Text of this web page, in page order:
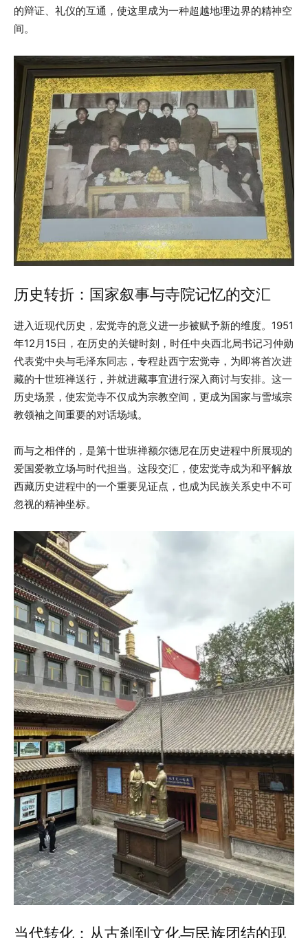
的辩证、礼仪的互通，使这里成为一种超越地理边界的精神空
间。
历史转折：国家叙事与寺院记忆的交汇
进入近现代历史，宏觉寺的意义进一步被赋予新的维度。1951
年12月15日，在历史的关键时刻，时任中央西北局书记习仲勋
代表党中央与毛泽东同志，专程赴西宁宏觉寺，为即将首次进
藏的十世班禅送行，并就进藏事宜进行深入商讨与安排。这一
历史场景，使宏觉寺不仅成为宗教空间，更成为国家与雪域宗
教领袖之间重要的对话场域。
而与之相伴的，是第十世班禅额尔德尼在历史进程中所展现的
爱国爱教立场与时代担当。这段交汇，使宏觉寺成为和平解放
西藏历史进程中的一个重要见证点，也成为民族关系史中不可
忽视的精神坐标。
当代转化：从古刹到文化与民族团结的现